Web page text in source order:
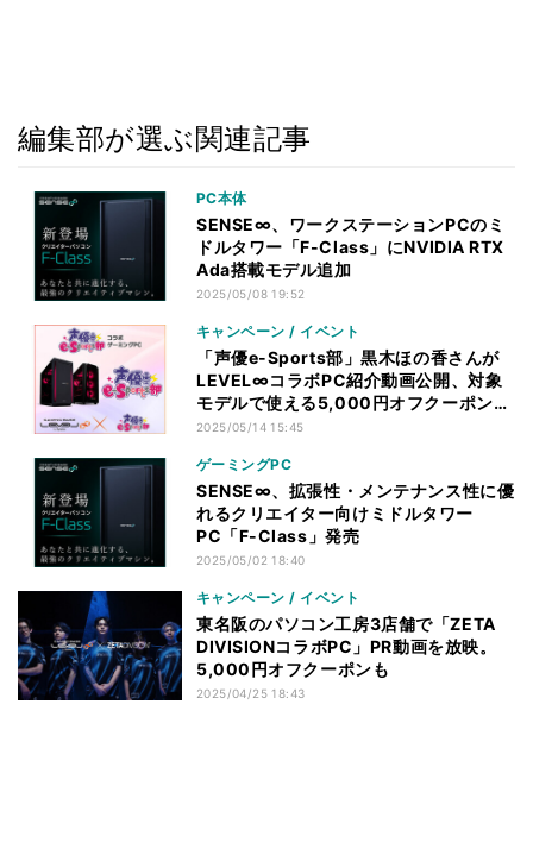
編集部が選ぶ関連記事
PC本体
SENSE∞、ワークステーションPCのミ
ドルタワー「F-Class」にNVIDIA RTX
Ada搭載モデル追加
2025/05/08 19:52
キャンペーン / イベント
「声優e-Sports部」黒木ほの香さんが
LEVEL∞コラボPC紹介動画公開、対象
モデルで使える5,000円オフクーポン配
布
2025/05/14 15:45
ゲーミングPC
SENSE∞、拡張性・メンテナンス性に優
れるクリエイター向けミドルタワー
PC「F-Class」発売
2025/05/02 18:40
キャンペーン / イベント
東名阪のパソコン工房3店舗で「ZETA
DIVISIONコラボPC」PR動画を放映。
5,000円オフクーポンも
2025/04/25 18:43